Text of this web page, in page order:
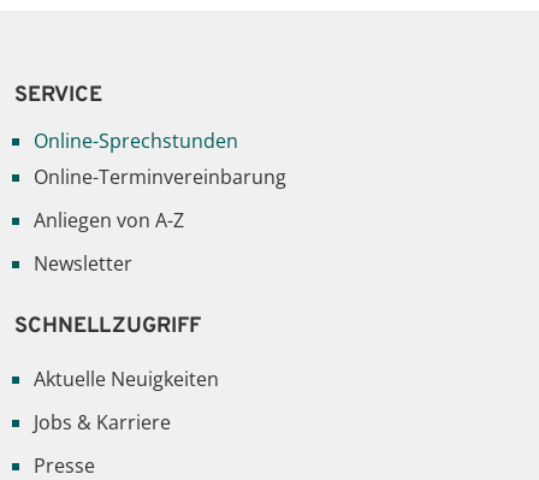
SERVICE
Online-Sprechstunden
Online-Terminvereinbarung
Anliegen von A-Z
Newsletter
SCHNELLZUGRIFF
Aktuelle Neuigkeiten
Jobs & Karriere
Presse